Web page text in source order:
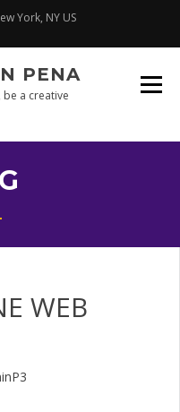
York, NY US
PENA
be a creative
WEB